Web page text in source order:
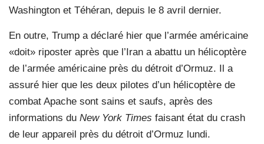
Washington et Téhéran, depuis le 8 avril dernier.
En outre, Trump a déclaré hier que l’armée américaine
«doit» riposter après que l’Iran a abattu un hélicoptère
de l’armée américaine près du détroit d’Ormuz. Il a
assuré hier que les deux pilotes d’un hélicoptère de
combat Apache sont sains et saufs, après des
informations du New York Times faisant état du crash
de leur appareil près du détroit d’Ormuz lundi.